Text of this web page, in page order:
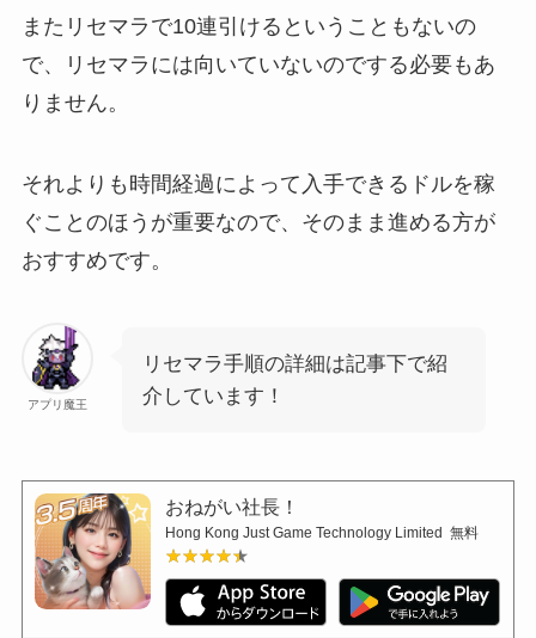
またリセマラで10連引けるということもないの
で、リセマラには向いていないのでする必要もあ
りません。
それよりも時間経過によって入手できるドルを稼
ぐことのほうが重要なので、そのまま進める方が
おすすめです。
アプリ魔王
リセマラ手順の詳細は記事下で紹
介しています！
おねがい社長！
Hong Kong Just Game Technology Limited 無料
★★★★★
★★★★★